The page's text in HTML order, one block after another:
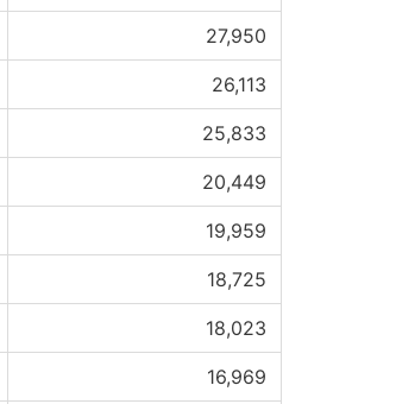
27,950
26,113
25,833
20,449
19,959
18,725
18,023
16,969